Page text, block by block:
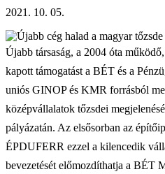
2021. 10. 05.
Újabb társaság, a 2004 óta
kapott támogatást a BÉT és a
uniós GINOP és KMR forrásból
középvállalatok tőzsdei
pályázatán. Az elsősorban az
ÉPDUFERR ezzel a kilencedik
bevezetését előmozdíthatja a BÉT